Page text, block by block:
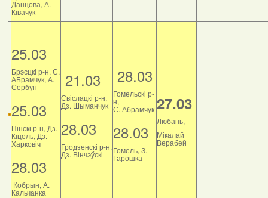
Данцова, А.
Ківачук
25.03
Брэсцкі р-н, С.
АБрамчук, А.
Сербун
25.03
Пінскі р-н, Дз.
Кіцель, Дз.
Харковіч
28.03
Кобрын, А.
Кальчанка
21.03
Свіслацкі р-н,
Дз. Шыманчук
28.03
Гродзенскі р-н,
Дз. Вінчэўскі
28.03
Гомельскі р-
н,
С. Абрамчук
28.03
Гомель, З.
Гарошка
27.03
Любань,
Мікалай
Верабей